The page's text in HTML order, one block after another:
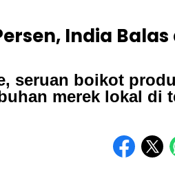
India
seruan boikot
merek lokal di